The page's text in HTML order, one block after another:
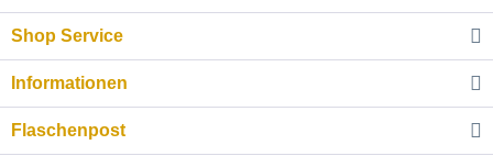
Shop Service
Informationen
Flaschenpost